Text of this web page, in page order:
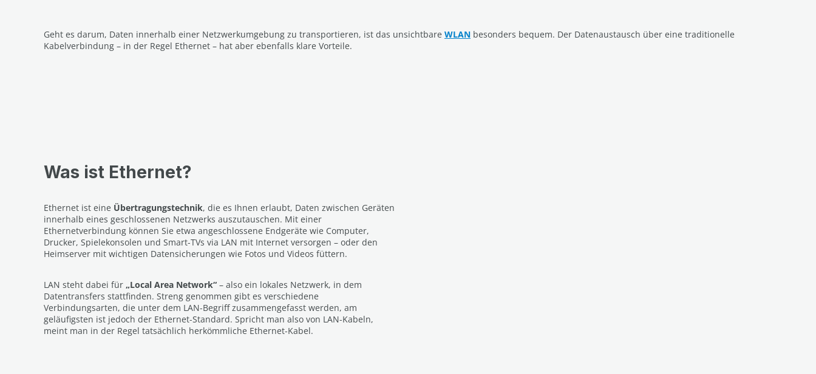
Geht es darum, Daten innerhalb einer Netzwerkumgebung zu transportieren, ist das unsichtbare WLAN besonders bequem. Der Datenaustausch über eine traditionelle
Kabelverbindung – in der Regel Ethernet – hat aber ebenfalls klare Vorteile.
Was ist Ethernet?
Ethernet ist eine Übertragungstechnik, die es Ihnen erlaubt, Daten zwischen Geräten
innerhalb eines geschlossenen Netzwerks auszutauschen. Mit einer
Ethernetverbindung können Sie etwa angeschlossene Endgeräte wie Computer,
Drucker, Spielekonsolen und Smart-TVs via LAN mit Internet versorgen – oder den
Heimserver mit wichtigen Datensicherungen wie Fotos und Videos füttern.
LAN steht dabei für „Local Area Network“ – also ein lokales Netzwerk, in dem
Datentransfers stattfinden. Streng genommen gibt es verschiedene
Verbindungsarten, die unter dem LAN-Begriff zusammengefasst werden, am
geläufigsten ist jedoch der Ethernet-Standard. Spricht man also von LAN-Kabeln,
meint man in der Regel tatsächlich herkömmliche Ethernet-Kabel.